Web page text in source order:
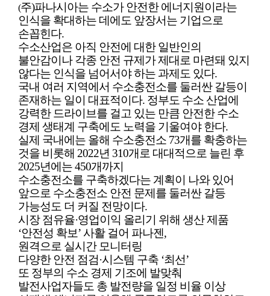
(주)파나시아는 수소가 안전한 에너지원이라는
인식을 확대하는 데에도 앞장서는 기업으로
손꼽힌다.
수소산업은 아직 안전에 대한 일반인의
불안감이나 각종 안전 규제가 제대로 마련돼 있지
않다는 인식을 넘어서야 하는 과제도 있다.
국내 여러 지역에서 수소충전소를 둘러싼 갈등이
존재하는 일이 대표적이다. 정부도 수소 산업에
강력한 드라이브를 걸고 있는 만큼 안전한 수소
경제 생태계 구축에도 노력을 기울여야 한다.
실제 국내에는 올해 수소충전소 73개를 확충하는
것을 비롯해 2022년 310개로 대대적으로 늘린 후
2025년에는 450개까지
수소충전소를 구축하겠다는 계획이 나와 있어
앞으로 수소충전소 안전 문제를 둘러싼 갈등
가능성도 더 커질 전망이다.
시장 점유율·영업이익 올리기 위해 생산 제품
‘안전성 확보’ 사활 걸어 파나젠,
원격으로 실시간 모니터링
다양한 안전 점검·시스템 구축 ‘최선’
또 정부의 수소 경제 기조에 발맞춰
발전사업자들도 총 발전량을 일정 비율 이상